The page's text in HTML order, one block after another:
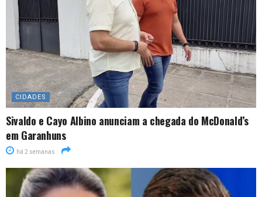
CIDADES
Sivaldo e Cayo Albino anunciam a chegada do McDonald’s
em Garanhuns
há 2 semanas